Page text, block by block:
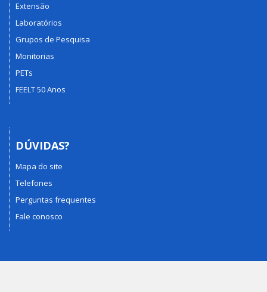
Extensão
Laboratórios
Grupos de Pesquisa
Monitorias
PETs
FEELT 50 Anos
DÚVIDAS?
Mapa do site
Telefones
Perguntas frequentes
Fale conosco